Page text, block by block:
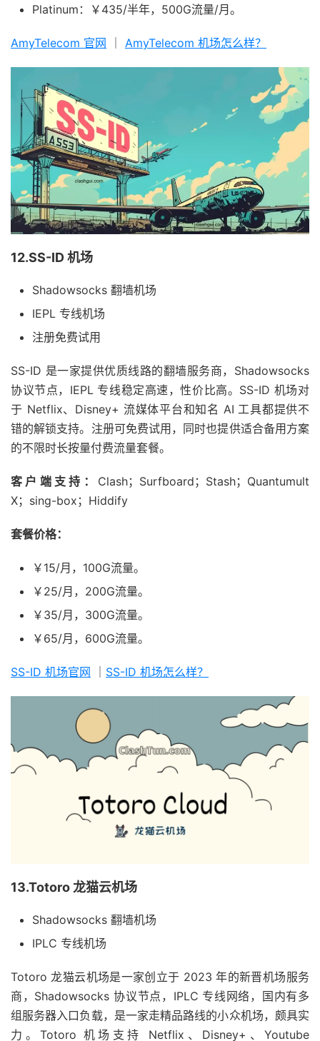
Platinum：￥435/半年，500G流量/月。
AmyTelecom 官网 AmyTelecom 机场怎么样？
12.SS-ID 机场
Shadowsocks 翻墙机场
IEPL 专线机场
注册免费试用
SS-ID 是一家提供优质线路的翻墙服务商，Shadowsocks
协议节点，IEPL 专线稳定高速，性价比高。SS-ID 机场对
于 Netflix、Disney+ 流媒体平台和知名 AI 工具都提供不
错的解锁支持。注册可免费试用，同时也提供适合备用方案
的不限时长按量付费流量套餐。
客户端支持： Clash；Surfboard；Stash；Quantumult
X；sing-box；Hiddify
套餐价格：
￥15/月，100G流量。
￥25/月，200G流量。
￥35/月，300G流量。
￥65/月，600G流量。
SS-ID 机场官网 SS-ID 机场怎么样？
13.Totoro 龙猫云机场
Shadowsocks 翻墙机场
IPLC 专线机场
Totoro 龙猫云机场是一家创立于 2023 年的新晋机场服务
商，Shadowsocks 协议节点，IPLC 专线网络，国内有多
组服务器入口负载，是一家走精品路线的小众机场，颇具实
力。Totoro 机场支持 Netflix、Disney+、Youtube